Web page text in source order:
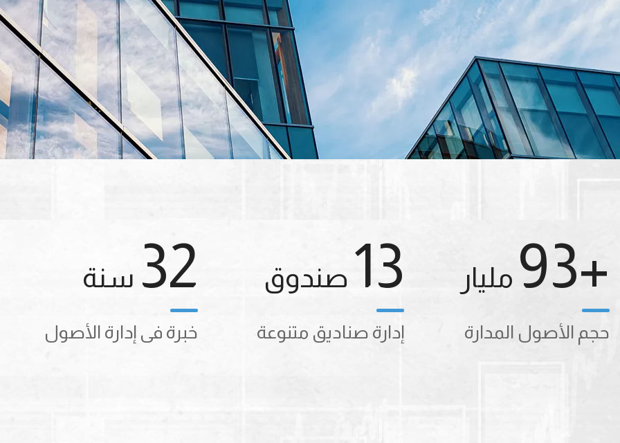
32 سنة
خبرة فى إدارة الأصول
13 صندوق
إدارة صناديق متنوعة
93+ مليار
حجم الأصول المدارة الحصة